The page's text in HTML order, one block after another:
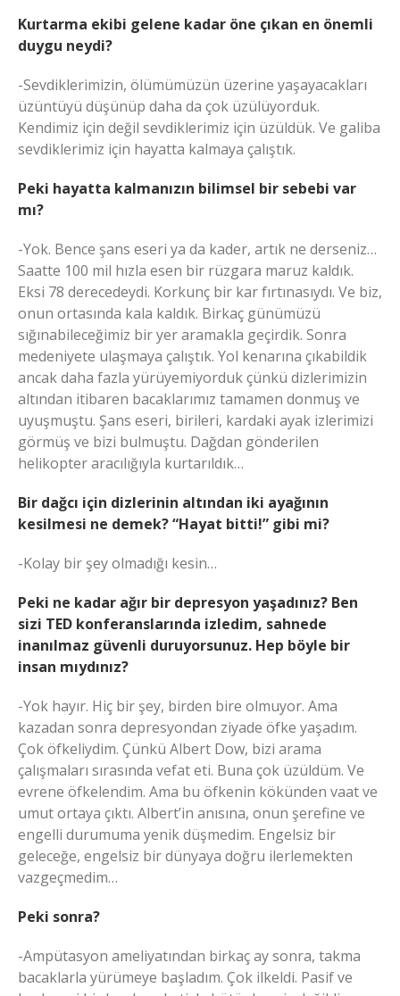
Kurtarma ekibi gelene kadar öne çıkan en önemli
duygu neydi?
-Sevdiklerimizin, ölümümüzün üzerine yaşayacakları
üzüntüyü düşünüp daha da çok üzülüyorduk.
Kendimiz için değil sevdiklerimiz için üzüldük. Ve galiba
sevdiklerimiz için hayatta kalmaya çalıştık.
Peki hayatta kalmanızın bilimsel bir sebebi var
mı?
-Yok. Bence şans eseri ya da kader, artık ne derseniz…
Saatte 100 mil hızla esen bir rüzgara maruz kaldık.
Eksi 78 derecedeydi. Korkunç bir kar fırtınasıydı. Ve biz,
onun ortasında kala kaldık. Birkaç günümüzü
sığınabileceğimiz bir yer aramakla geçirdik. Sonra
medeniyete ulaşmaya çalıştık. Yol kenarına çıkabildik
ancak daha fazla yürüyemiyorduk çünkü dizlerimizin
altından itibaren bacaklarımız tamamen donmuş ve
uyuşmuştu. Şans eseri, birileri, kardaki ayak izlerimizi
görmüş ve bizi bulmuştu. Dağdan gönderilen
helikopter aracılığıyla kurtarıldık…
Bir dağcı için dizlerinin altından iki ayağının
kesilmesi ne demek? “Hayat bitti!” gibi mi?
-Kolay bir şey olmadığı kesin…
Peki ne kadar ağır bir depresyon yaşadınız? Ben
sizi TED konferanslarında izledim, sahnede
inanılmaz güvenli duruyorsunuz. Hep böyle bir
insan mıydınız?
-Yok hayır. Hiç bir şey, birden bire olmuyor. Ama
kazadan sonra depresyondan ziyade öfke yaşadım.
Çok öfkeliydim. Çünkü Albert Dow, bizi arama
çalışmaları sırasında vefat eti. Buna çok üzüldüm. Ve
evrene öfkelendim. Ama bu öfkenin kökünden vaat ve
umut ortaya çıktı. Albert’in anısına, onun şerefine ve
engelli durumuma yenik düşmedim. Engelsiz bir
geleceğe, engelsiz bir dünyaya doğru ilerlemekten
vazgeçmedim…
Peki sonra?
-Ampütasyon ameliyatından birkaç ay sonra, takma
bacaklarla yürümeye başladım. Çok ilkeldi. Pasif ve